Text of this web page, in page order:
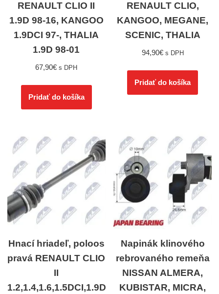
RENAULT CLIO II
1.9D 98-16, KANGOO
1.9DCI 97-, THALIA
1.9D 98-01
67,90€ s DPH
Pridať do košíka
RENAULT CLIO,
KANGOO, MEGANE,
SCENIC, THALIA
94,90€ s DPH
Pridať do košíka
Hnací hriadeľ, poloos
pravá RENAULT CLIO
II
1.2,1.4,1.6,1.5DCI,1.9D
Napinák klinového
rebrovaného remeňa
NISSAN ALMERA,
KUBISTAR, MICRA,